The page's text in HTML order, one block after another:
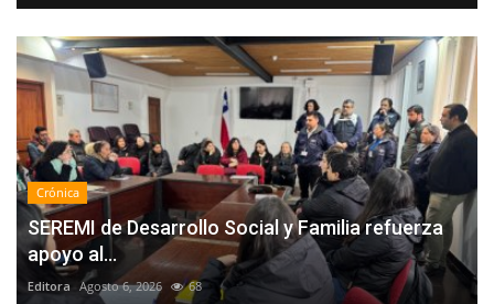
Crónica
SEREMI de Desarrollo Social y Familia refuerza
apoyo al...
Editora Agosto 6, 2026 68